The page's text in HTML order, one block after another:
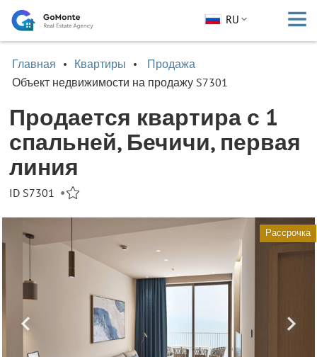
RU
Главная Квартиры
Продажа
Объект недвижимости на продажу S7301
Продается квартира с 1
спальней, Бечичи, первая
линия
ID S7301 •
Рассрочка